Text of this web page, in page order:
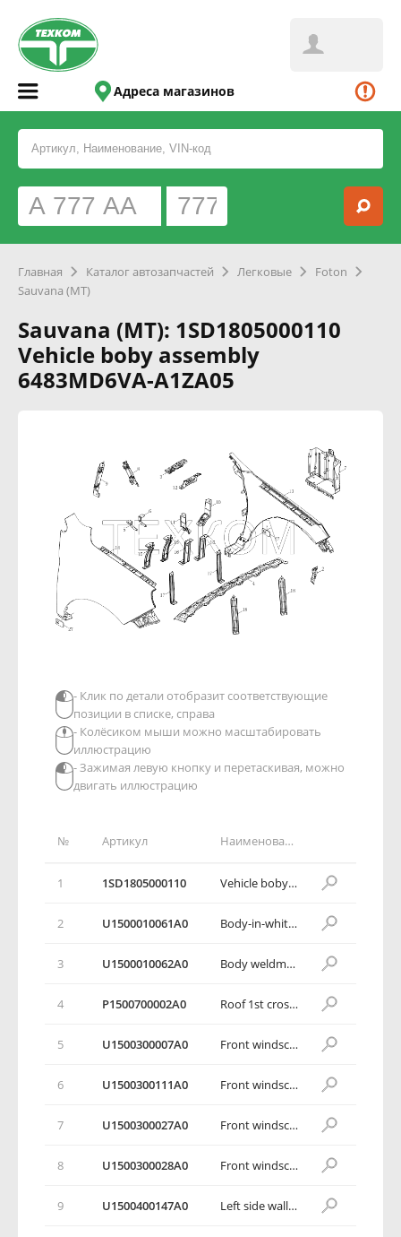
Адреса магазинов
Главная Каталог автозапчастей Легковые
Foton
Sauvana (MT)
Sauvana (MT): 1SD1805000110
Vehicle boby assembly
6483MD6VA-A1ZA05
№ Артикул Наименование детали
1 1SD1805000110 Vehicle boby assembly
2 U1500010061A0 Body-in-white assembly
3 U1500010062A0 Body weldment assembly
4 P1500700002A0 Roof 1st crossbeam assembly
5 U1500300007A0 Front windscreen lower crossbeam assembly
6 U1500300111A0 Front windscreen lower crossbeam body assembly
7 U1500300027A0 Front windscreen lower crossbeam left end plate assembly
8 U1500300028A0 Front windscreen lower crossbeam right end plate assembly
9 U1500400147A0 Left side wall weldment assembly
- Клик по детали отобразит соответствующие
позиции в списке, справа
- Колёсиком мыши можно масштабировать
иллюстрацию
- Зажимая левую кнопку и перетаскивая, можно
двигать иллюстрацию